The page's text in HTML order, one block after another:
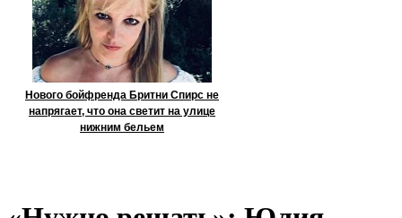
Нового бойфренда Бритни Спирс не
напрягает, что она светит на улице
нижним бельем